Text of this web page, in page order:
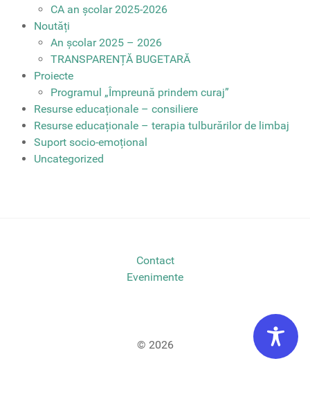
CA an școlar 2025-2026
Noutăți
An școlar 2025 – 2026
TRANSPARENȚĂ BUGETARĂ
Proiecte
Programul „Împreună prindem curaj”
Resurse educaționale – consiliere
Resurse educaționale – terapia tulburărilor de limbaj
Suport socio-emoțional
Uncategorized
Contact
Evenimente
© 2026